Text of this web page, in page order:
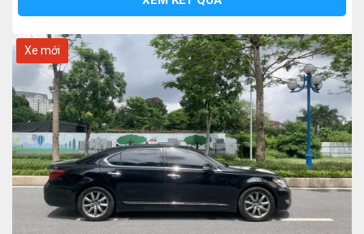
Xe mới
NĂM SẢN XUẤT
KIỂU DÁNG
SỐ CHỔ NGỒI
LOẠI HỘP SỐ